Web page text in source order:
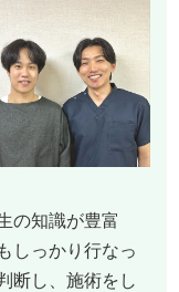
の知識が豊富
しっかり行なっ
断し、施術をし